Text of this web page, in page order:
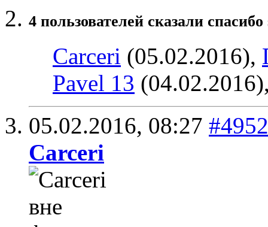
4 пользователей сказали
Carceri (05.02.2016),
Pavel 13
05.02.2016, 08:27 #4952
Carceri